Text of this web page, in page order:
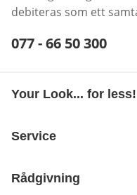
debiteras som ett
Telefonnummer:
077 - 66 50 300
Your Look... for less!
Service
Rådgivning